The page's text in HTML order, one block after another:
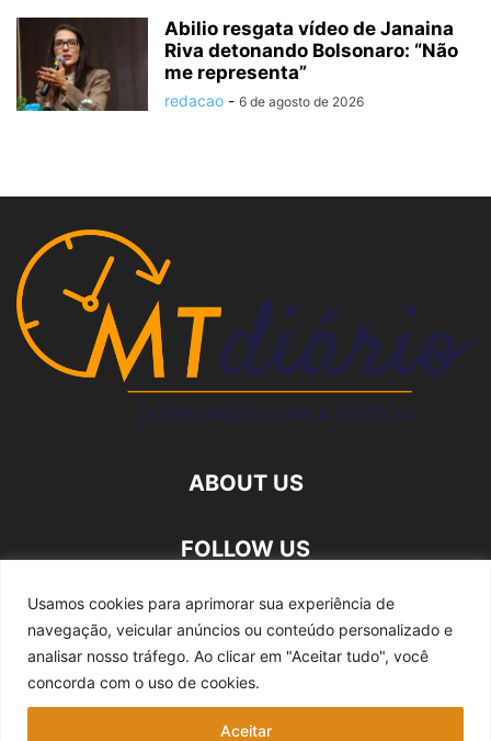
Usamos cookies para aprimorar sua experiência de
navegação, veicular anúncios ou conteúdo personalizado e
analisar nosso tráfego. Ao clicar em "Aceitar tudo", você
concorda com o uso de cookies.
Aceitar
Abilio resgata vídeo de Janaina
Riva detonando Bolsonaro: “Não
me representa”
redacao - 6 de agosto de 2026
ABOUT US
FOLLOW US
Quem somos Expediente Fale Conosco